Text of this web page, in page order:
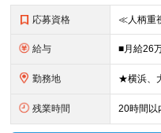
応募資格
給与
勤務地
残業時間 20時間以